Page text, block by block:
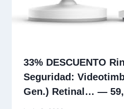
33% DESCUENTO
Seguridad:
Gen.) Retinal… —